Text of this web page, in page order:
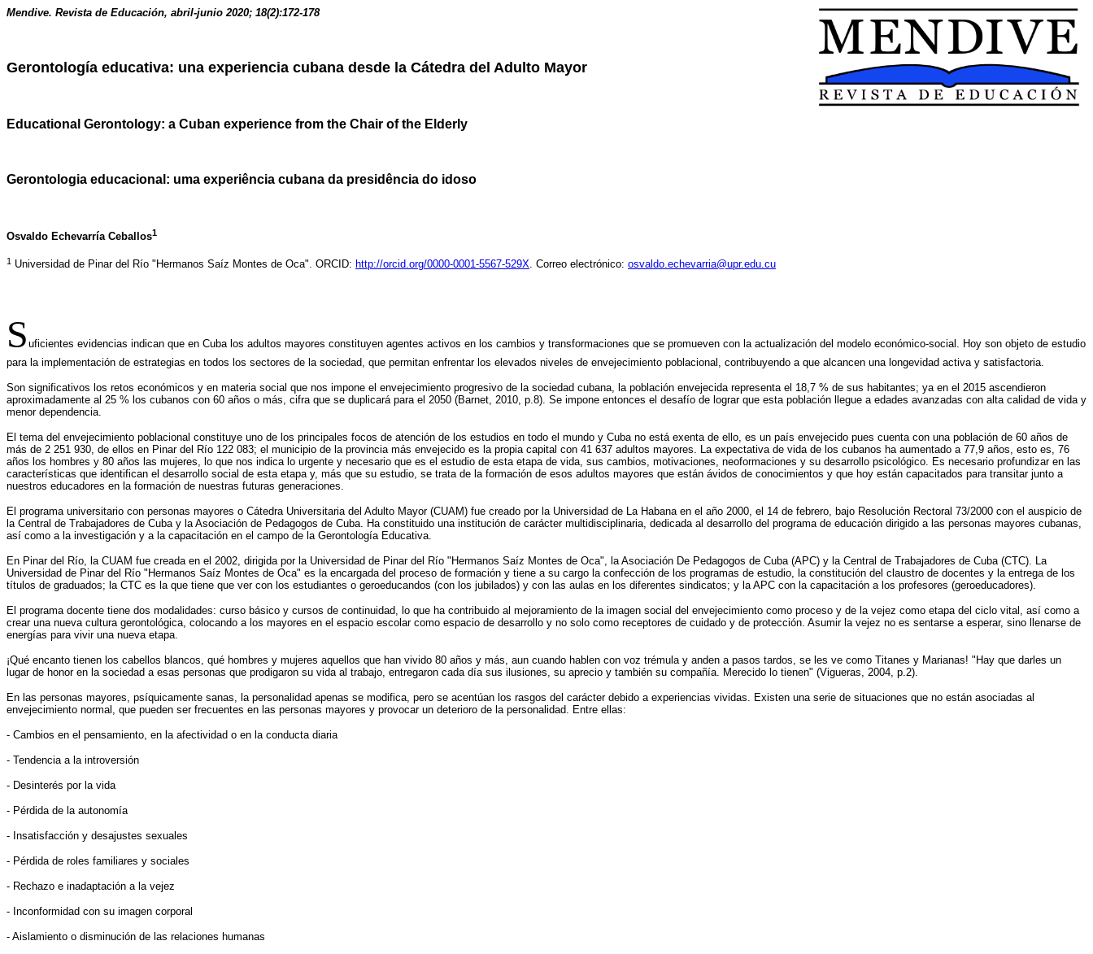
Mendive. Revista de Educación, abril-junio 2020; 18(2):172-178
Gerontología educativa: una experiencia cubana desde la Cátedra del Adulto Mayor
Educational Gerontology: a Cuban experience from the Chair of the Elderly
Gerontologia educacional: uma experiência cubana da presidência do idoso
Osvaldo Echevarría Ceballos1
1 Universidad de Pinar del Río "Hermanos Saíz Montes de Oca". ORCID: http://orcid.org/0000-0001-5567-529X. Correo electrónico: osvaldo.echevarria@upr.edu.cu
S uficientes evidencias indican que en Cuba los adultos mayores constituyen agentes activos en los cambios y transformaciones que se promueven con la actualización del modelo económico-social. Hoy son objeto de estudio
para la implementación de estrategias en todos los sectores de la sociedad, que permitan enfrentar los elevados niveles de envejecimiento poblacional, contribuyendo a que alcancen una longevidad activa y satisfactoria.
Son significativos los retos económicos y en materia social que nos impone el envejecimiento progresivo de la sociedad cubana, la población envejecida representa el 18,7 % de sus habitantes; ya en el 2015 ascendieron
aproximadamente al 25 % los cubanos con 60 años o más, cifra que se duplicará para el 2050 (Barnet, 2010, p.8). Se impone entonces el desafío de lograr que esta población llegue a edades avanzadas con alta calidad de vida y
menor dependencia.
El tema del envejecimiento poblacional constituye uno de los principales focos de atención de los estudios en todo el mundo y Cuba no está exenta de ello, es un país envejecido pues cuenta con una población de 60 años de
más de 2 251 930, de ellos en Pinar del Río 122 083; el municipio de la provincia más envejecido es la propia capital con 41 637 adultos mayores. La expectativa de vida de los cubanos ha aumentado a 77,9 años, esto es, 76
años los hombres y 80 años las mujeres, lo que nos indica lo urgente y necesario que es el estudio de esta etapa de vida, sus cambios, motivaciones, neoformaciones y su desarrollo psicológico. Es necesario profundizar en las
características que identifican el desarrollo social de esta etapa y, más que su estudio, se trata de la formación de esos adultos mayores que están ávidos de conocimientos y que hoy están capacitados para transitar junto a
nuestros educadores en la formación de nuestras futuras generaciones.
El programa universitario con personas mayores o Cátedra Universitaria del Adulto Mayor (CUAM) fue creado por la Universidad de La Habana en el año 2000, el 14 de febrero, bajo Resolución Rectoral 73/2000 con el auspicio de
la Central de Trabajadores de Cuba y la Asociación de Pedagogos de Cuba. Ha constituido una institución de carácter multidisciplinaria, dedicada al desarrollo del programa de educación dirigido a las personas mayores cubanas,
así como a la investigación y a la capacitación en el campo de la Gerontología Educativa.
En Pinar del Río, la CUAM fue creada en el 2002, dirigida por la Universidad de Pinar del Río "Hermanos Saíz Montes de Oca", la Asociación De Pedagogos de Cuba (APC) y la Central de Trabajadores de Cuba (CTC). La
Universidad de Pinar del Río "Hermanos Saíz Montes de Oca" es la encargada del proceso de formación y tiene a su cargo la confección de los programas de estudio, la constitución del claustro de docentes y la entrega de los
títulos de graduados; la CTC es la que tiene que ver con los estudiantes o geroeducandos (con los jubilados) y con las aulas en los diferentes sindicatos; y la APC con la capacitación a los profesores (geroeducadores).
El programa docente tiene dos modalidades: curso básico y cursos de continuidad, lo que ha contribuido al mejoramiento de la imagen social del envejecimiento como proceso y de la vejez como etapa del ciclo vital, así como a
crear una nueva cultura gerontológica, colocando a los mayores en el espacio escolar como espacio de desarrollo y no solo como receptores de cuidado y de protección. Asumir la vejez no es sentarse a esperar, sino llenarse de
energías para vivir una nueva etapa.
¡Qué encanto tienen los cabellos blancos, qué hombres y mujeres aquellos que han vivido 80 años y más, aun cuando hablen con voz trémula y anden a pasos tardos, se les ve como Titanes y Marianas! "Hay que darles un
lugar de honor en la sociedad a esas personas que prodigaron su vida al trabajo, entregaron cada día sus ilusiones, su aprecio y también su compañía. Merecido lo tienen" (Vigueras, 2004, p.2).
En las personas mayores, psíquicamente sanas, la personalidad apenas se modifica, pero se acentúan los rasgos del carácter debido a experiencias vividas. Existen una serie de situaciones que no están asociadas al
envejecimiento normal, que pueden ser frecuentes en las personas mayores y provocar un deterioro de la personalidad. Entre ellas:
- Cambios en el pensamiento, en la afectividad o en la conducta diaria
- Tendencia a la introversión
- Desinterés por la vida
- Pérdida de la autonomía
- Insatisfacción y desajustes sexuales
- Pérdida de roles familiares y sociales
- Rechazo e inadaptación a la vejez
- Inconformidad con su imagen corporal
- Aislamiento o disminución de las relaciones humanas